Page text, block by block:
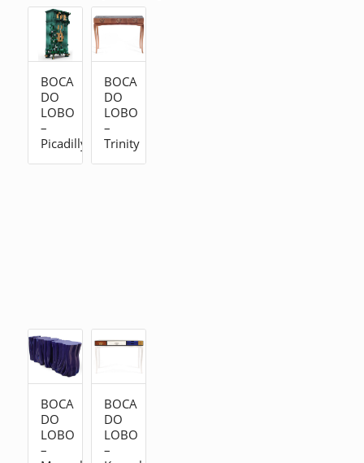
BOCA
DO
LOBO
–
Picadilly
BOCA
DO
LOBO
–
Trinity
BOCA
DO
LOBO
–
BOCA
DO
LOBO
–